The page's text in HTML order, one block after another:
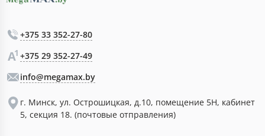
+375 33 352-27-80
+375 29 352-27-49
info@megamax.by
г. Минск, ул. Острошицкая, д.10, помещение 5Н, кабинет
5, секция 18. (почтовые отправления)